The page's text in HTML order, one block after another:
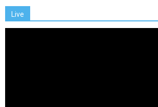
Live